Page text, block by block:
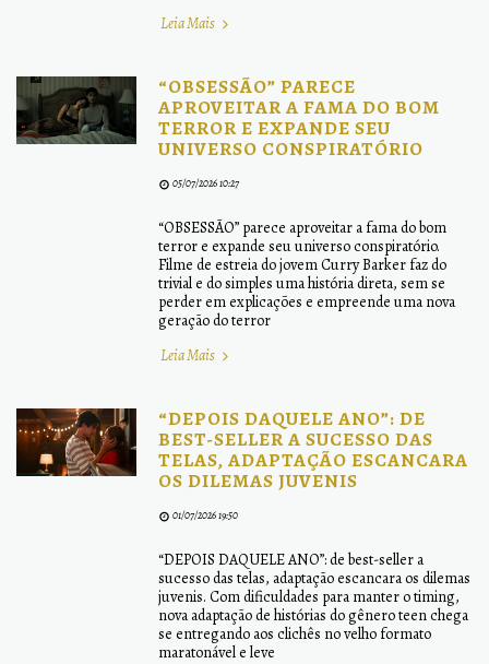
Leia Mais
“OBSESSÃO” PARECE
APROVEITAR A FAMA DO BOM
TERROR E EXPANDE SEU
UNIVERSO CONSPIRATÓRIO
05/07/2026 10:27
“OBSESSÃO” parece aproveitar a fama do bom
terror e expande seu universo conspiratório.
Filme de estreia do jovem Curry Barker faz do
trivial e do simples uma história direta, sem se
perder em explicações e empreende uma nova
geração do terror
Leia Mais
“DEPOIS DAQUELE ANO”: DE
BEST-SELLER A SUCESSO DAS
TELAS, ADAPTAÇÃO ESCANCARA
OS DILEMAS JUVENIS
01/07/2026 19:50
“DEPOIS DAQUELE ANO”: de best-seller a
sucesso das telas, adaptação escancara os dilemas
juvenis. Com dificuldades para manter o timing,
nova adaptação de histórias do gênero teen chega
se entregando aos clichês no velho formato
maratonável e leve